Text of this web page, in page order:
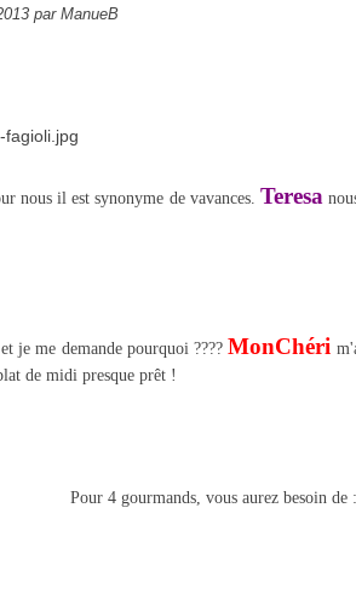
par ManueB
nous il est synonyme de vavances. Teresa
je me demande pourquoi ????MonChéri
de midi presque prêt !
Pour 4 gourmands, vous aurez besoin de :